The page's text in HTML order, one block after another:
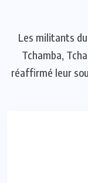
Les militants
Tchamba,
réaffirmé leur